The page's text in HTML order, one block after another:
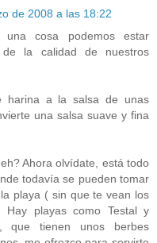
de 2008 a las 18:22
una cosa podemos estar
la calidad de nuestros
harina a la salsa de unas
una salsa suave y fina
Ahora olvídate, está todo
todavía se pueden tomar
playa ( sin que te vean los
playas como Testal y
que tienen unos berbes